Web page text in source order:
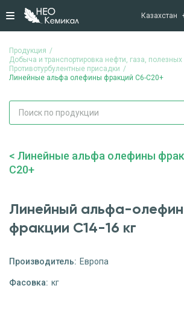
Казахстан
Продукция
Добыча и транспортировка нефти, газа,
Противотурбулентные присадки
Линейные альфа олефины фракций С6-С20+
Линейные альфа олефины
С20+
Линейный альфа-олефин
фракции C14-16 кг
Производитель: Европа
Фасовка: кг